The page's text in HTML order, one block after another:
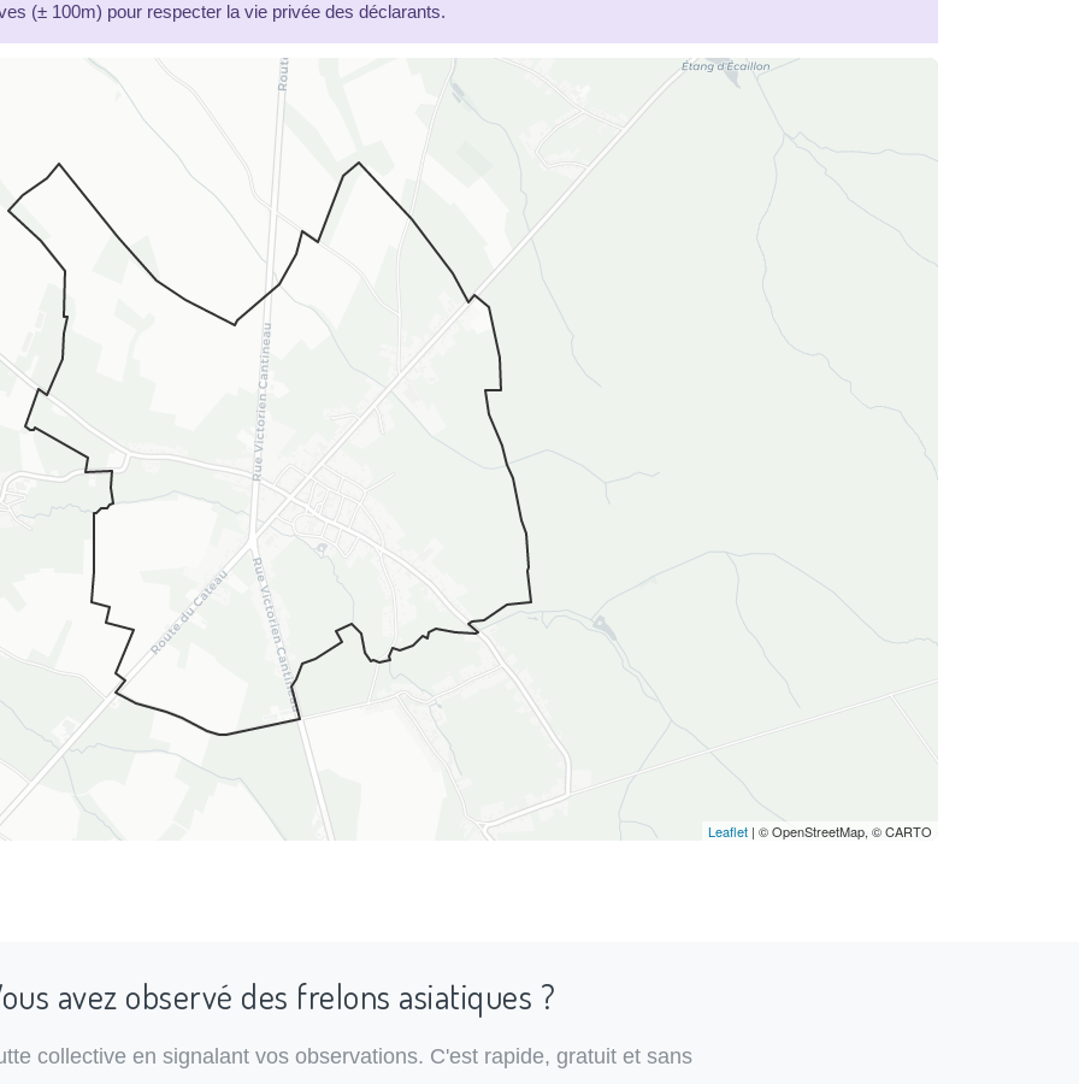
(± 100m) pour respecter la vie privée des déclarants.
Leaflet | © OpenStreetMap, © CARTO
avez observé des frelons asiatiques ?
collective en signalant vos observations. C'est rapide, gratuit et sans